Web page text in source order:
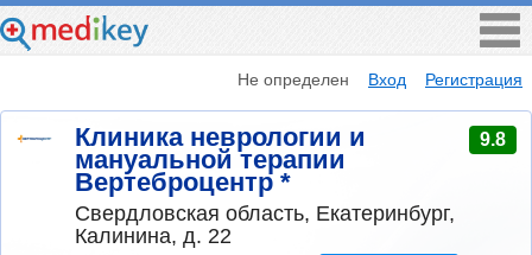
Не определен Вход Регистрация
Клиника неврологии и
мануальной терапии
Вертеброцентр *
9.8
Свердловская область, Екатеринбург,
Калинина, д. 22